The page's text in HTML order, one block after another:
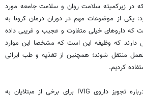
در زیرکمیته سلامت روان و سلامت جامعه مورد
یکی از موضوعات مهم در دوران درمان کرونا به
که داروهای خیلی متفاوت و عجیب و غریبی داده
دارند که وظیفه این است که مشخصا این موارد
منتقل شوند؛ همچنین از تغذیه و طب ایرانی
کردیم.
عابدینی در پاسخ به سوالی درباره تجویز داروی IVIG برای برخی از مبتلایان به